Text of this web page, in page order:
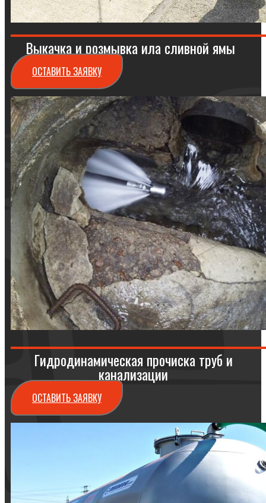
Выкачка и розмывка ила сливной ямы
ОСТАВИТЬ ЗАЯВКУ
Гидродинамическая прочиска труб и
канализации
ОСТАВИТЬ ЗАЯВКУ